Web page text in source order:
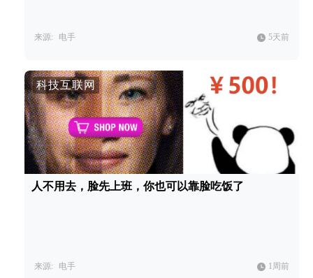
来源: 电手 5天前
科技互联网
人不用去，脸先上班，你也可以靠脸吃饭了
来源: 电手 1周前